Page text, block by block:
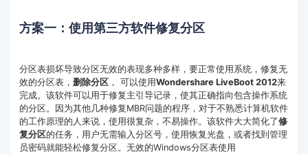
方案一：使用第三方软件修复分区
分区表损坏导致分区无效的表现多种多样，要正常使用系统，修复无
效的分区表， 删除分区， 可以使用Wondershare LiveBoot 2012来
完成。该软件可以用于修复主引导记录，使其正确指向包含操作系统
的分区。因为其他几种修复MBR问题的程序，对于不熟悉计算机软件
的工作原理的人来说，使用很复杂，不易操作。该软件大大简化了修
复分区的任务，用户无需输入分区号，使用恢复光盘，或者找到管理
员密码就能轻松修复分区。无效的Windows分区表使用